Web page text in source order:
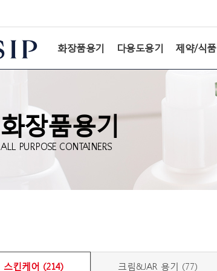
화장품용기 다용도용기 제약/식품
화장품용기
ALL PURPOSE CONTAINERS
스킨케어 (214) 크림&JAR 용기 (77)